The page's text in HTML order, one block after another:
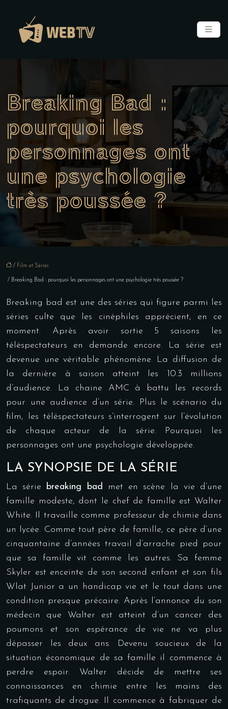
Breaking Bad :
pourquoi les
personnages ont
une psychologie
très poussée ?
/ Film et Séries
/ Breaking Bad : pourquoi les personnages ont une psychologie très poussée ?
Breaking bad est une des séries qui figure parmi les
séries culte que les cinéphiles apprécient, en ce
moment. Après avoir sortie 5 saisons les
téléspectateurs en demande encore. La série est
devenue une véritable phénomène. La diffusion de
la dernière à saison atteint les 10.3 millions
d’audience. La chaine AMC à battu les records
pour une audience d’un série. Plus le scénario du
film, les téléspectateurs s’interrogent sur l’évolution
de chaque acteur de la série. Pourquoi les
personnages ont une psychologie développée.
LA SYNOPSIE DE LA SÉRIE
La série breaking bad met en scène la vie d’une
famille modeste, dont le chef de famille est Walter
White. Il travaille comme professeur de chimie dans
un lycée. Comme tout père de famille, ce père d’une
cinquantaine d’années travail d’arrache pied pour
que sa famille vit comme les autres. Sa femme
Skyler est enceinte de son second enfant et son fils
Wlat Junior a un handicap vie et le tout dans une
condition presque précaire. Après l’annonce du son
médecin que Walter est atteint d’un cancer des
poumons et son espérance de vie ne va plus
dépasser les deux ans. Devenu soucieux de la
situation économique de sa famille il commence à
perdre espoir. Walter décide de mettre ses
connaissances en chimie entre les mains des
trafiquants de drogue. Il commence à fabriquer de